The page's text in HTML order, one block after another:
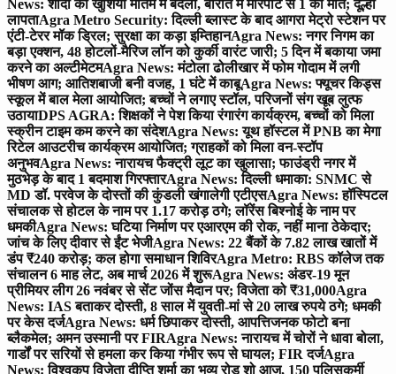
News: शादी की खुशियां मातम में बदली, बारात में मारपीट से 1 की मौत; दूल्हा
लापताAgra Metro Security: दिल्ली ब्लास्ट के बाद आगरा मेट्रो स्टेशन पर
एंटी-टेरर मॉक ड्रिल; सुरक्षा का कड़ा इम्तिहानAgra News: नगर निगम का
बड़ा एक्शन, 48 होटलों-मैरिज लॉन को कुर्की वारंट जारी; 5 दिन में बकाया जमा
करने का अल्टीमेटमAgra News: मंटोला ढोलीखार में फोम गोदाम में लगी
भीषण आग; आतिशबाजी बनी वजह, 1 घंटे में काबूAgra News: फ्यूचर किड्स
स्कूल में बाल मेला आयोजित; बच्चों ने लगाए स्टॉल, परिजनों संग खूब लुत्फ
उठायाDPS AGRA: शिक्षकों ने पेश किया रंगारंग कार्यक्रम, बच्चों को मिला
स्क्रीन टाइम कम करने का संदेशAgra News: यूथ हॉस्टल में PNB का मेगा
रिटेल आउटरीच कार्यक्रम आयोजित; ग्राहकों को मिला वन-स्टॉप
अनुभवAgra News: नारायच फैक्ट्री लूट का खुलासा; फाउंड्री नगर में
मुठभेड़ के बाद 1 बदमाश गिरफ्तारAgra News: दिल्ली धमाका: SNMC से
MD डॉ. परवेज के दोस्तों की कुंडली खंगालेगी एटीएसAgra News: हॉस्पिटल
संचालक से होटल के नाम पर 1.17 करोड़ ठगे; लॉरेंस बिश्नोई के नाम पर
धमकीAgra News: घटिया निर्माण पर एआरएम की रोक, नहीं माना ठेकेदार;
जांच के लिए दीवार से ईंट भेजीAgra News: 22 बैंकों के 7.82 लाख खातों में
डंप ₹240 करोड़; कल होगा समाधान शिविरAgra Metro: RBS कॉलेज तक
संचालन 6 माह लेट, अब मार्च 2026 में शुरूAgra News: अंडर-19 मून
प्रीमियर लीग 26 नवंबर से सेंट जोंस मैदान पर; विजेता को ₹31,000Agra
News: IAS बताकर दोस्ती, 8 साल में युवती-मां से 20 लाख रुपये ठगे; धमकी
पर केस दर्जAgra News: धर्म छिपाकर दोस्ती, आपत्तिजनक फोटो बना
ब्लैकमेल; अमन उस्मानी पर FIRAgra News: नारायच में चोरों ने धावा बोला,
गार्डों पर सरियों से हमला कर किया गंभीर रूप से घायल; FIR दर्जAgra
News: विश्वकप विजेता दीप्ति शर्मा का भव्य रोड शो आज, 150 पुलिसकर्मी